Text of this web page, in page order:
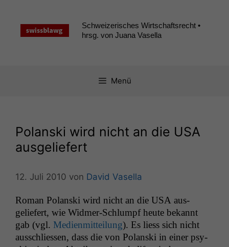
springen
Schweizerisches Wirtschaftsrecht •
hrsg. von Juana Vasella
Menü
Polanski wird nicht an die USA
ausgeliefert
12. Juli 2010 von David Vasella
Roman Polan­s­ki wird nicht an die USA aus­
geliefert, wie Wid­mer-Schlumpf heute bekan­nt
gab (vgl. Medi­en­mit­teilung). Es liess sich nicht
auss­chliessen, dass die von Polan­s­ki in ein­er psy­